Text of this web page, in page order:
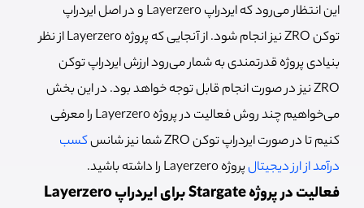
این انتظار می‌رود که ایردراپ Layerzero و در اصل ایردراپ
توکن ZRO نیز انجام شود. از آنجایی که پروژه Layerzero از نظر
بنیادی پروژه قدرتمندی به شمار می‌رود ارزش ایردراپ توکن
ZRO نیز در صورت انجام قابل توجه خواهد بود. در این بخش
می‌خواهیم چند روش فعالیت در پروژه Layerzero را معرفی
کنیم تا در صورت ایردراپ توکن ZRO شما نیز شانس
کسب
درآمد از ارز دیجیتالپروژه Layerzero را داشته باشید.
فعالیت در پروژه Stargate برای ایردراپ Layerzero